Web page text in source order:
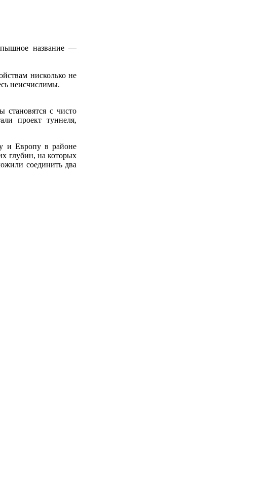
название —
нисколько не
неисчислимы.
становятся с чисто
проект туннеля,
и Европу в районе
глубин, на которых
соединить два